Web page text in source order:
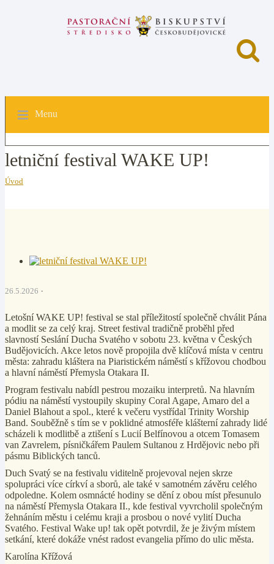
Menu
letniční festival WAKE UP!
Úvod
26.5.2026
Letošní WAKE UP! festival se stal příležitostí společně chválit Pána
a modlit se za celý kraj. Street festival tradičně proběhl před
slavností Seslání Ducha Svatého v sobotu 23. května v Českých
Budějovicích. Akce letos nově propojila dvě klíčová místa v centru
města: zahradu kláštera na Piaristickém náměstí s křížovou chodbou
a hlavní náměstí Přemysla Otakara II.
Program festivalu nabídl pestrou mozaiku interpretů. Na hlavním
pódiu na náměstí vystoupily skupiny Coral Agape, Amaro del a
Daniel Blahout a spol., které k večeru vystřídal Trinity Worship
Band. Souběžně s tím se v poklidné atmosféře klášterní zahrady lidé
scházeli k modlitbě a ztišení s Lucií Belfínovou a otcem Tomasem
van Zavrelem, písničkářem Paulem Sultanou z Hrdějovic nebo při
pásmu Biblických tanců.
Duch Svatý se na festivalu viditelně projevoval nejen skrze
spolupráci více církví a sborů, ale také v samotném závěru celého
odpoledne. Kolem osmnácté hodiny se dění z obou míst přesunulo
na náměstí Přemysla Otakara II., kde festival vyvrcholil společným
žehnáním městu i celému kraji a prosbou o nové vylití Ducha
Svatého. Festival Wake up! tak opět potvrdil, že je živým místem
setkání, které dokáže vnést radost evangelia přímo do ulic města.
Karolína Křížová